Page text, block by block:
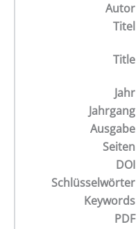
Autor
Titel
Title
Jahr
Jahrgang
Ausgabe
Seiten
DOI
Schlüsselwörter
Keywords
PDF